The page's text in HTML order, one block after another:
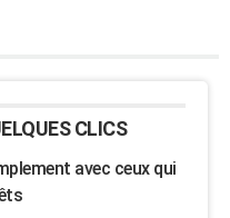
CLICS
avec ceux qui